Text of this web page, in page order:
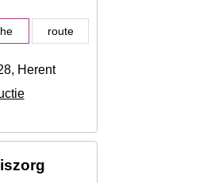
route
Herent